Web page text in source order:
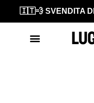
🇮🇹💨 SVENDITA